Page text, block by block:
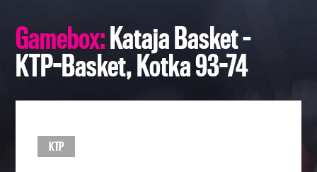
Gamebox: Kataja Basket –
KTP-Basket, Kotka 93-74
KTP